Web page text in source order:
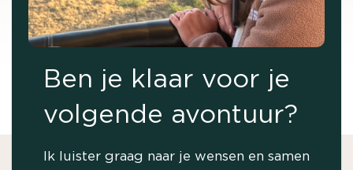
Ben je klaar voor je
volgende avontuur?
Ik luister graag naar je wensen en samen